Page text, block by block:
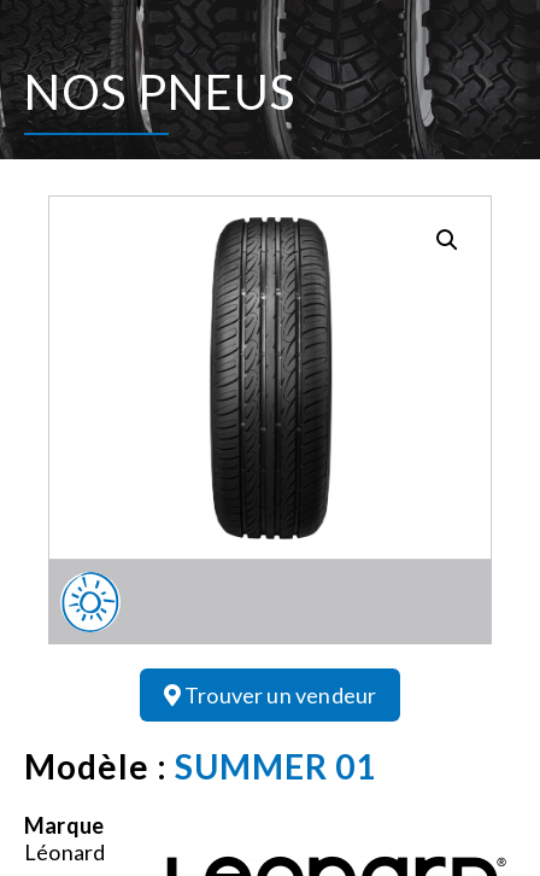
NOS PNEUS
Trouver un vendeur
Modèle : SUMMER 01
Marque
Léonard